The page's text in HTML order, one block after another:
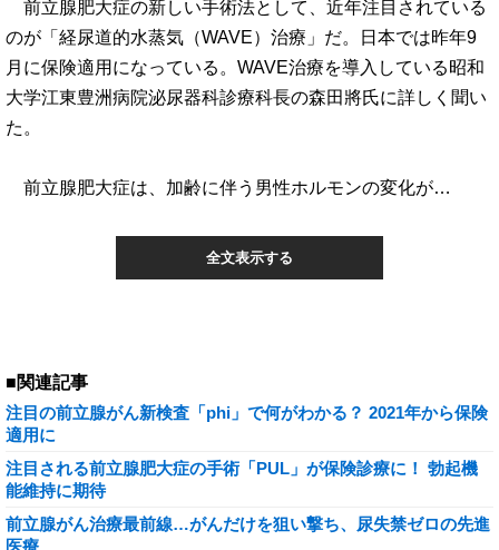
前立腺肥大症の新しい手術法として、近年注目されている
のが「経尿道的水蒸気（WAVE）治療」だ。日本では昨年9
月に保険適用になっている。WAVE治療を導入している昭和
大学江東豊洲病院泌尿器科診療科長の森田將氏に詳しく聞い
た。
前立腺肥大症は、加齢に伴う男性ホルモンの変化が…
全文表示する
■関連記事
注目の前立腺がん新検査「phi」で何がわかる？ 2021年から保険
適用に
注目される前立腺肥大症の手術「PUL」が保険診療に！ 勃起機
能維持に期待
前立腺がん治療最前線…がんだけを狙い撃ち、尿失禁ゼロの先進
医療